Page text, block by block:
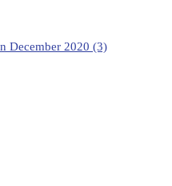
December 2020 (3)